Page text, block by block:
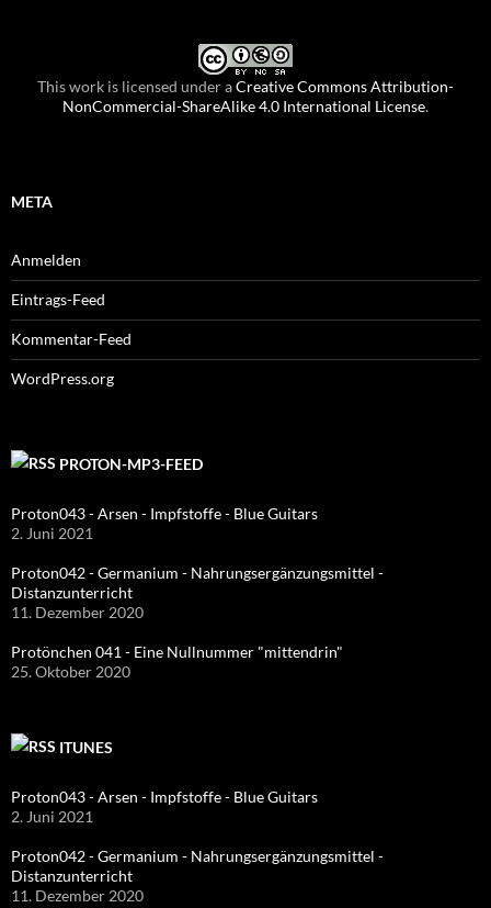
This work is licensed under aCreative Commons Attribution-
NonCommercial-ShareAlike 4.0 International License.
META
Anmelden
Eintrags-Feed
Kommentar-Feed
WordPress.org
PROTON-MP3-FEED
Proton043 - Arsen - Impfstoffe - Blue Guitars
2. Juni 2021
Proton042 - Germanium - Nahrungsergänzungsmittel -
Distanzunterricht
11. Dezember 2020
Protönchen 041 - Eine Nullnummer "mittendrin"
25. Oktober 2020
ITUNES
Proton043 - Arsen - Impfstoffe - Blue Guitars
2. Juni 2021
Proton042 - Germanium - Nahrungsergänzungsmittel -
Distanzunterricht
11. Dezember 2020